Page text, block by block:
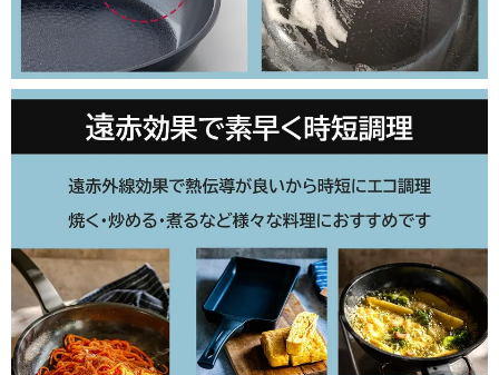
カートに入れる